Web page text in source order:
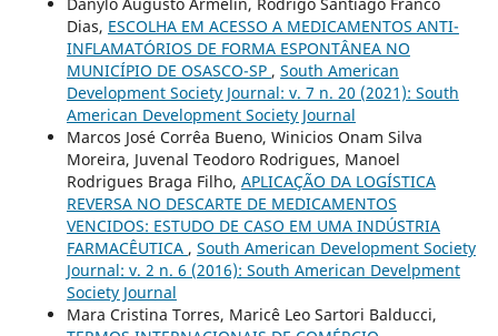
Dias, ESCOLHA EM ACESSO A MEDICAMENTOS ANTI-
INFLAMATÓRIOS DE FORMA ESPONTÂNEA NO
MUNICÍPIO DE OSASCO-SP , South American
Development Society Journal: v. 7 n. 20 (2021): South
American Development Society Journal
Marcos José Corrêa Bueno, Winicios Onam Silva
Moreira, Juvenal Teodoro Rodrigues, Manoel
Rodrigues Braga Filho, APLICAÇÃO DA LOGÍSTICA
REVERSA NO DESCARTE DE MEDICAMENTOS
VENCIDOS: ESTUDO DE CASO EM UMA INDÚSTRIA
FARMACÊUTICA , South American Development Society
Journal: v. 2 n. 6 (2016): South American Develpment
Society Journal
Mara Cristina Torres, Maricê Leo Sartori Balducci,